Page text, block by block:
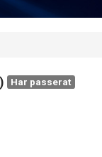
Har passerat